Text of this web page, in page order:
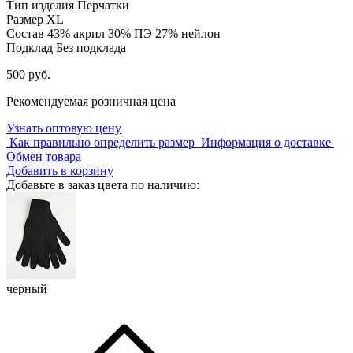
Тип изделия Перчатки
Размер XL
Состав 43% акрил 30% ПЭ 27% нейлон
Подклад Без подклада
500 руб.
Рекомендуемая розничная цена
Узнать оптовую цену
Как правильно определить размер Информация о доставке
Обмен товара
Добавить в корзину
Добавьте в заказ цвета по наличию:
черный